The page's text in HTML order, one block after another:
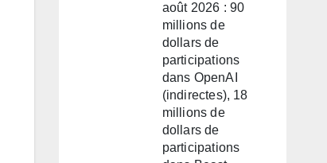
août 2026 : 90
millions de
dollars de
participations
dans OpenAI
(indirectes), 18
millions de
dollars de
participations